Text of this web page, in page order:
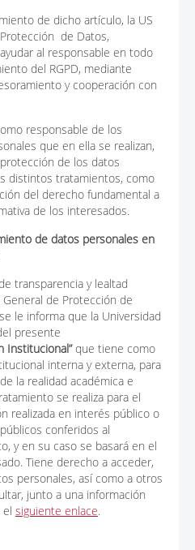
de dicho artículo, la US
de Datos,
al responsable en todo
del RGPD, mediante
y cooperación con
responsable de los
que en ella se realizan,
de los datos
distintos tratamientos, como
del derecho fundamental a
de los interesados.
de datos personales en
transparencia y lealtad
de Protección de
le informa que la Universidad
presente
Institucional”que tiene como
interna y externa, para
la realidad académica e
se realiza para el
realizada en interés público o
conferidos al
y en su caso se basará en el
Tiene derecho a acceder,
personales, así como a otros
junto a una información
el siguiente enlace.